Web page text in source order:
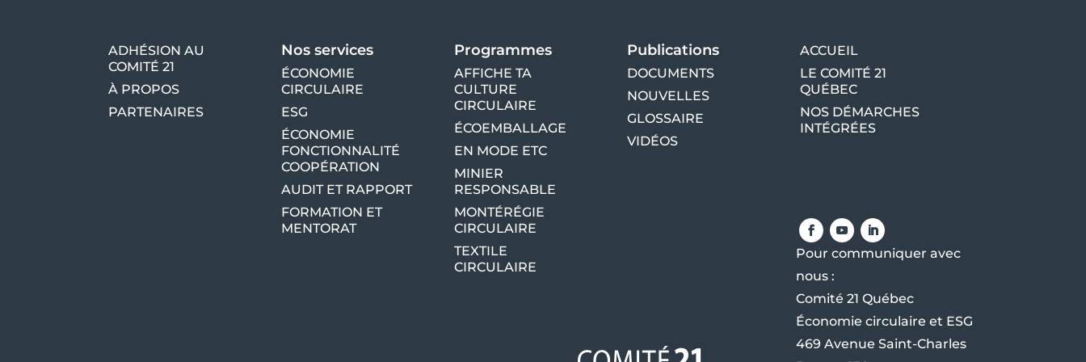
ADHÉSION AU
COMITÉ 21
À PROPOS
PARTENAIRES
Nos services
ÉCONOMIE
CIRCULAIRE
ESG
ÉCONOMIE
FONCTIONNALITÉ
COOPÉRATION
AUDIT ET RAPPORT
FORMATION ET
MENTORAT
Programmes
AFFICHE TA
CULTURE
CIRCULAIRE
ÉCOEMBALLAGE
EN MODE ETC
MINIER
RESPONSABLE
MONTÉRÉGIE
CIRCULAIRE
TEXTILE
CIRCULAIRE
Publications
DOCUMENTS
NOUVELLES
GLOSSAIRE
VIDÉOS
ACCUEIL
LE COMITÉ 21
QUÉBEC
NOS DÉMARCHES
INTÉGRÉES
Pour communiquer avec
nous :
Comité 21 Québec
Économie circulaire et ESG
469 Avenue Saint-Charles